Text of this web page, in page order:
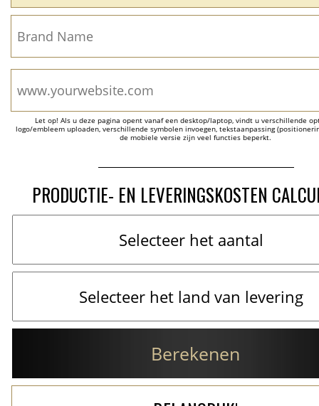
Let op! Als u deze pagina opent vanaf een desktop/laptop, vindt u verschillende
logo/embleem uploaden, verschillende symbolen invoegen, tekstaanpassing
de mobiele versie zijn veel functies beperkt.
PRODUCTIE- EN LEVERINGSKOSTEN
Berekenen